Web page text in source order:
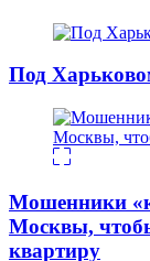
Под
Мошенники
Москвы,
квартиру